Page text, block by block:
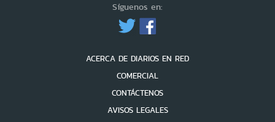
Síguenos en:
ACERCA DE DIARIOS EN RED
COMERCIAL
CONTÁCTENOS
AVISOS LEGALES